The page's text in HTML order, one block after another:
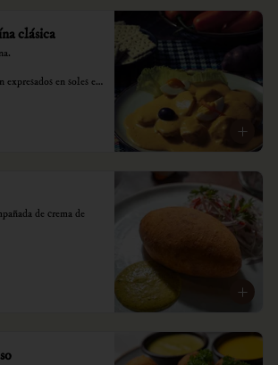
clásica
expresados en soles e
de crema de